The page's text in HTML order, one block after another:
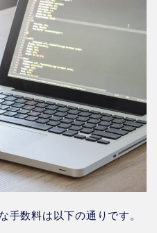
手数料は以下の通りです。